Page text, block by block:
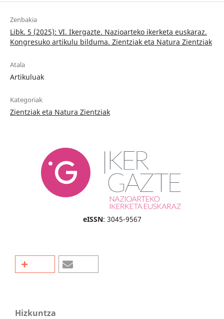
Zenbakia
Libk. 5 (2025): VI. Ikergazte. Nazioarteko ikerketa euskaraz.
Kongresuko artikulu bilduma. Zientziak eta Natura Zientziak
Atala
Artikuluak
Kategoriak
Zientziak eta Natura Zientziak
eISSN: 3045-9567
Hizkuntza